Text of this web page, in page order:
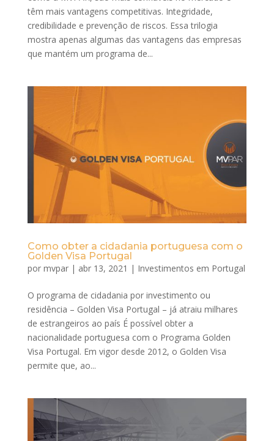
têm mais vantagens competitivas. Integridade,
credibilidade e prevenção de riscos. Essa trilogia
mostra apenas algumas das vantagens das empresas
que mantém um programa de...
Como obter a cidadania portuguesa com o
Golden Visa Portugal
por mvpar| abr 13, 2021 | Investimentos em Portugal
O programa de cidadania por investimento ou
residência – Golden Visa Portugal – já atraiu milhares
de estrangeiros ao país É possível obter a
nacionalidade portuguesa com o Programa Golden
Visa Portugal. Em vigor desde 2012, o Golden Visa
permite que, ao...